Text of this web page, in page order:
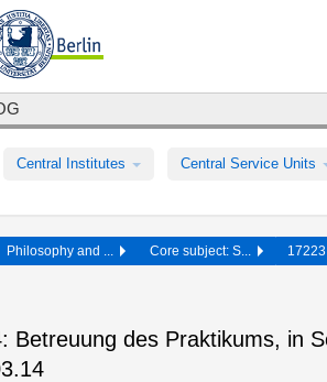
Central Institutes Central Service Units
Philosophy and ... Core subject: S...
Betreuung des Praktikums, in